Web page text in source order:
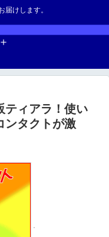
届けします。
ティアラ！使い
ンタクトが激